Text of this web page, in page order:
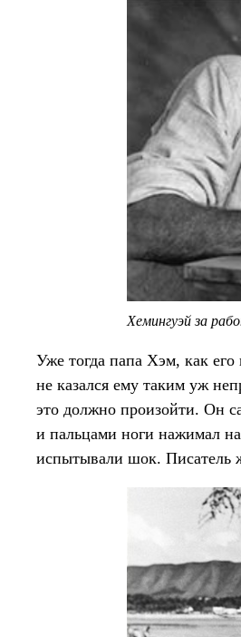
Хемингуэй за
Уже тогда папа Хэм, как
не казался ему таким уж
это должно произойти. Он
и пальцами ноги нажимал
испытывали шок. Писатель